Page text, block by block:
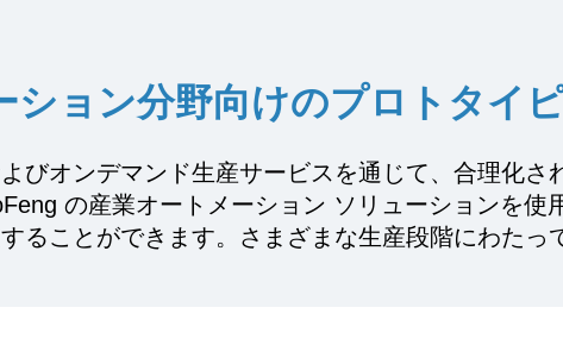
ション分野向けのプロトタイ
びオンデマンド生産サービスを通じて、合理化
の産業オートメーション ソリューションを
ることができます。さまざまな生産段階にわた